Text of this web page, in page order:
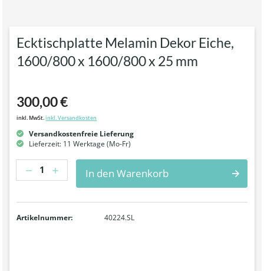
Ecktischplatte Melamin Dekor Eiche,
1600/800 x 1600/800 x 25 mm
300,00 €
inkl. MwSt.inkl. Versandkosten
Versandkostenfreie Lieferung
Lieferzeit: 11 Werktage (Mo-Fr)
Anzahl
In den Warenkorb
Artikelnummer: 40224.SL